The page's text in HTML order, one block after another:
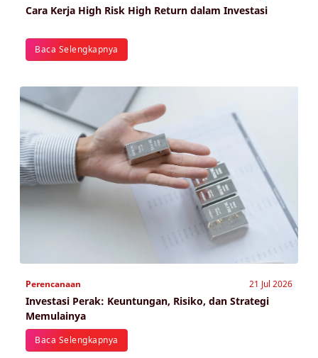
Cara Kerja High Risk High Return dalam Investasi
Baca Selengkapnya
Perencanaan 21 Jul 2026
Investasi Perak: Keuntungan, Risiko, dan Strategi
Memulainya
Baca Selengkapnya